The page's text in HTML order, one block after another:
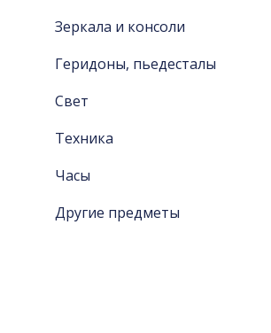
Зеркала и консоли
Геридоны, пьедесталы
Свет
Техника
Часы
Другие предметы